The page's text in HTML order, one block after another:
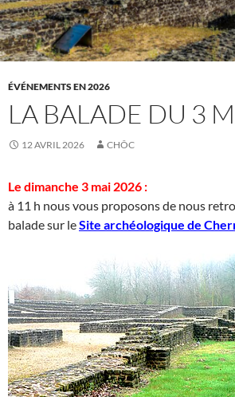
ÉVÉNEMENTS EN 2026
LA BALADE DU 3
12 AVRIL 2026 CHÔC
Le dimanche 3 mai 2026 :
à 11 h nous vous proposons de nous
balade sur leSite archéologique de